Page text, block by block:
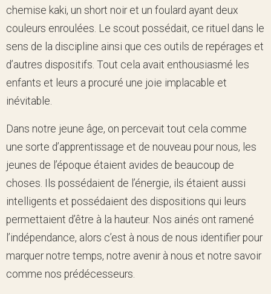
chemise kaki, un short noir et un foulard ayant deux
couleurs enroulées. Le scout possédait, ce rituel dans le
sens de la discipline ainsi que ces outils de repérages et
d’autres dispositifs. Tout cela avait enthousiasmé les
enfants et leurs a procuré une joie implacable et
inévitable.
Dans notre jeune âge, on percevait tout cela comme
une sorte d’apprentissage et de nouveau pour nous, les
jeunes de l’époque étaient avides de beaucoup de
choses. Ils possédaient de l’énergie, ils étaient aussi
intelligents et possédaient des dispositions qui leurs
permettaient d’être à la hauteur. Nos ainés ont ramené
l’indépendance, alors c’est à nous de nous identifier pour
marquer notre temps, notre avenir à nous et notre savoir
comme nos prédécesseurs.